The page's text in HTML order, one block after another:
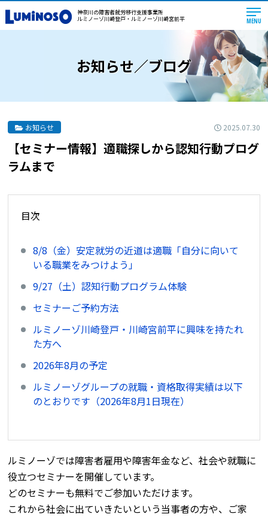
神奈川の障害者就労移行支援事業所
ルミノーゾ川崎登戸・ルミノーゾ川崎宮前平
MENU
お知らせ／ブログ
お知らせ 2025.07.30
【セミナー情報】適職探しから認知行動プログ
ラムまで
目次
8/8（金）安定就労の近道は適職「自分に向いて
いる職業をみつけよう」
9/27（土）認知行動プログラム体験
セミナーご予約方法
ルミノーゾ川崎登戸・川崎宮前平に興味を持たれ
た方へ
2026年8月の予定
ルミノーゾグループの就職・資格取得実績は以下
のとおりです（2026年8月1日現在）
ルミノーゾでは障害者雇用や障害年金など、社会や就職に
役立つセミナーを開催しています。
どのセミナーも無料でご参加いただけます。
これから社会に出ていきたいという当事者の方や、ご家